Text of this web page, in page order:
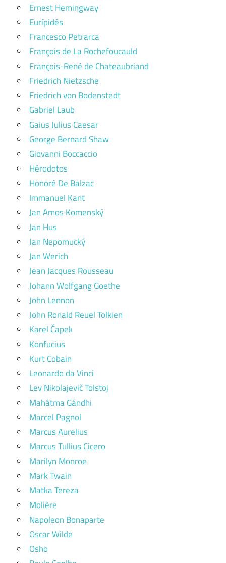
Ernest Hemingway
Eurípidés
Francesco Petrarca
François de La Rochefoucauld
François-René de Chateaubriand
Friedrich Nietzsche
Friedrich von Bodenstedt
Gabriel Laub
Gaius Julius Caesar
George Bernard Shaw
Giovanni Boccaccio
Hérodotos
Honoré De Balzac
Immanuel Kant
Jan Amos Komenský
Jan Hus
Jan Nepomucký
Jan Werich
Jean Jacques Rousseau
Johann Wolfgang Goethe
John Lennon
John Ronald Reuel Tolkien
Karel Čapek
Konfucius
Kurt Cobain
Leonardo da Vinci
Lev Nikolajevič Tolstoj
Mahátma Gándhi
Marcel Pagnol
Marcus Aurelius
Marcus Tullius Cicero
Marilyn Monroe
Mark Twain
Matka Tereza
Molière
Napoleon Bonaparte
Oscar Wilde
Osho